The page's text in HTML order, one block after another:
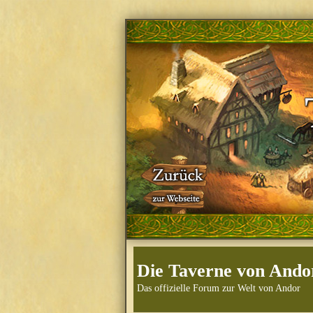
Die Taverne von
Das offizielle Forum zur Welt von Andor